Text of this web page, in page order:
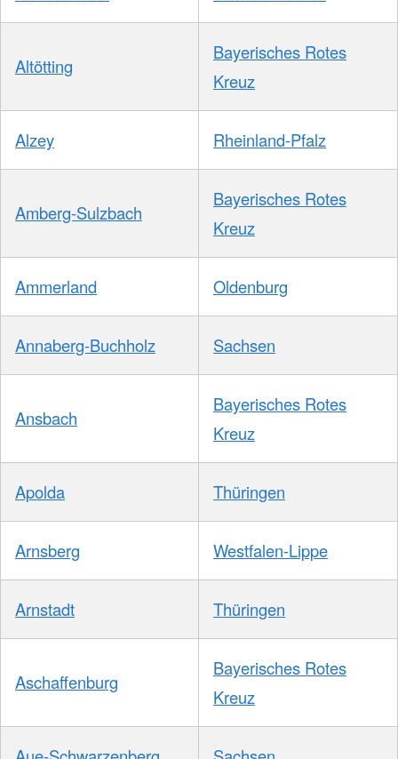
Altötting
Bayerisches Rotes
Kreuz
Alzey Rheinland-Pfalz
Amberg-Sulzbach
Bayerisches Rotes
Kreuz
Ammerland Oldenburg
Annaberg-Buchholz Sachsen
Ansbach
Bayerisches Rotes
Kreuz
Apolda Thüringen
Arnsberg Westfalen-Lippe
Arnstadt Thüringen
Aschaffenburg
Bayerisches Rotes
Kreuz